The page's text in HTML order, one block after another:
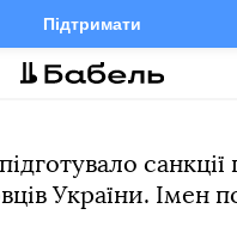
Підтримати
FacebookTelegramTwitter
санкції
України. Імен